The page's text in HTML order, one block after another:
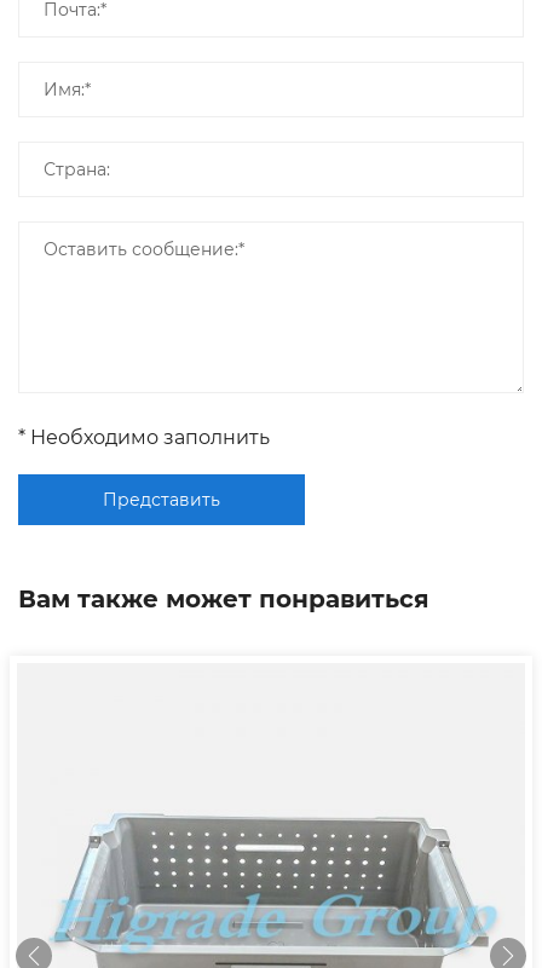
* Необходимо заполнить
Представить
Вам также может понравиться